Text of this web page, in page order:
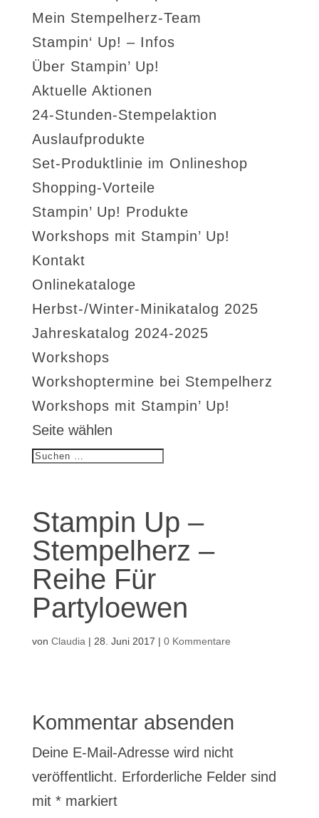
Mein Stempelherz-Team
Stampin‘ Up! – Infos
Über Stampin’ Up!
Aktuelle Aktionen
24-Stunden-Stempelaktion
Auslaufprodukte
Set-Produktlinie im Onlineshop
Shopping-Vorteile
Stampin’ Up! Produkte
Workshops mit Stampin’ Up!
Kontakt
Onlinekataloge
Herbst-/Winter-Minikatalog 2025
Jahreskatalog 2024-2025
Workshops
Workshoptermine bei Stempelherz
Workshops mit Stampin’ Up!
Seite wählen
Stampin Up –
Stempelherz –
Reihe Für
Partyloewen
von Claudia | 28. Juni 2017 | 0 Kommentare
Kommentar absenden
Deine E-Mail-Adresse wird nicht
veröffentlicht. Erforderliche Felder sind
mit *markiert